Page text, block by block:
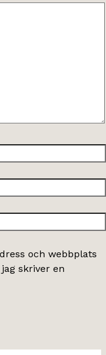
och webbplats
skriver en